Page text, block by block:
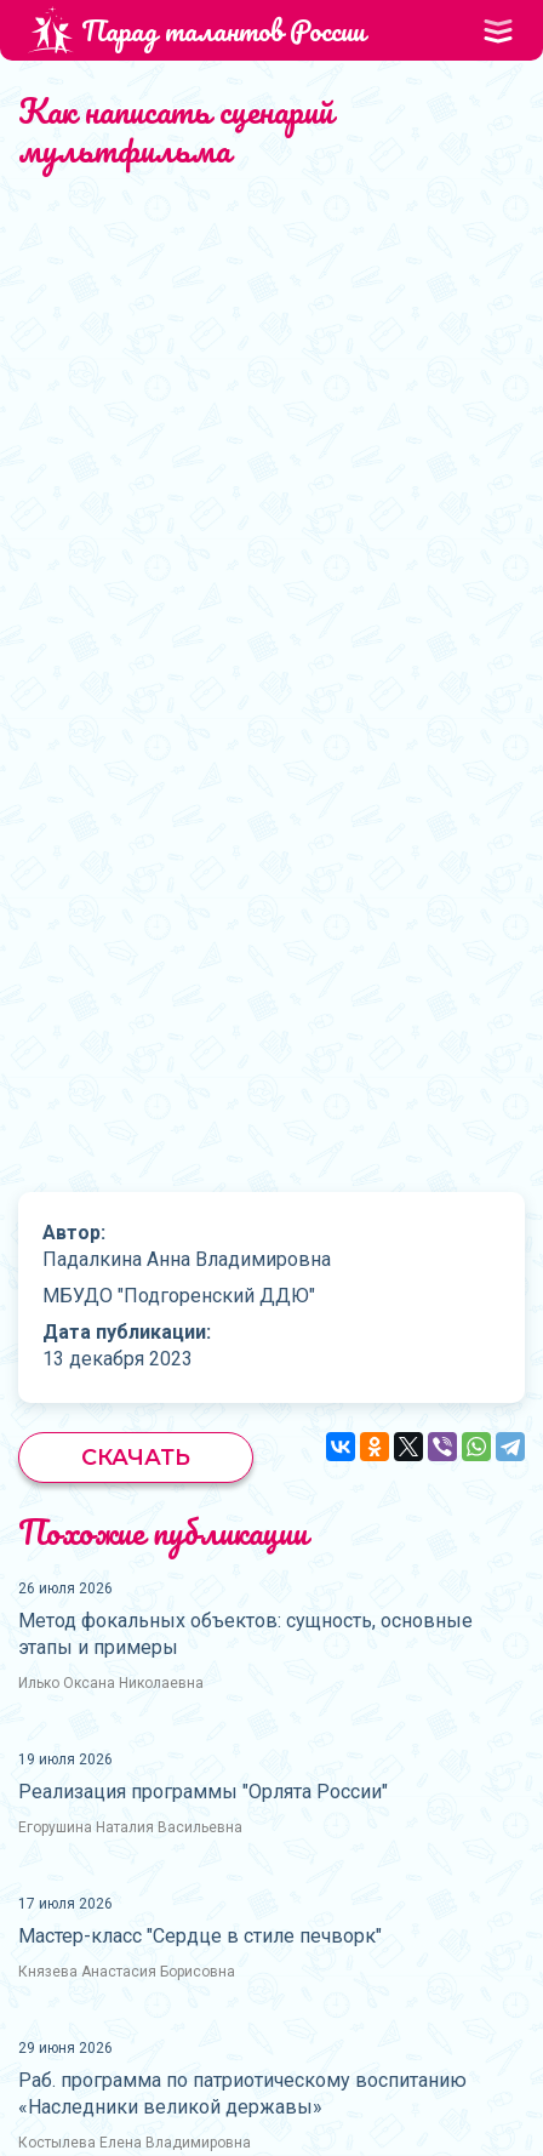
Парад талантов России
Как написать сценарий
мультфильма
Автор:
Падалкина Анна Владимировна
МБУДО "Подгоренский ДДЮ"
Дата публикации:
13 декабря 2023
СКАЧАТЬ
Похожие публикации
26 июля 2026
Метод фокальных объектов: сущность, основные
этапы и примеры
Илько Оксана Николаевна
19 июля 2026
Реализация программы "Орлята России"
Егорушина Наталия Васильевна
17 июля 2026
Мастер-класс "Сердце в стиле печворк"
Князева Анастасия Борисовна
29 июня 2026
Раб. программа по патриотическому воспитанию
«Наследники великой державы»
Костылева Елена Владимировна